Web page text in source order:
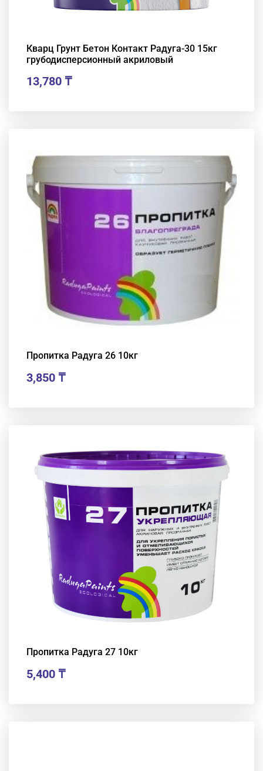
Кварц Грунт Бетон Контакт Радуга-30 15кг
грубодисперсионный акриловый
13,780 ₸
Пропитка Радуга 26 10кг
3,850 ₸
Пропитка Радуга 27 10кг
5,400 ₸